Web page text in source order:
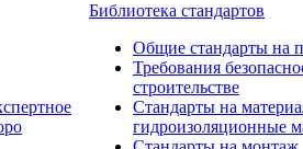
Библиотека стандартов
Общие стандарты на
Требования
строительстве
Стандарты на
гидроизоляционные